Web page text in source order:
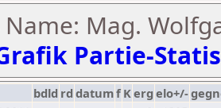
Name: Mag.
Partie-
bdld rd datumf Kerg elo+/-